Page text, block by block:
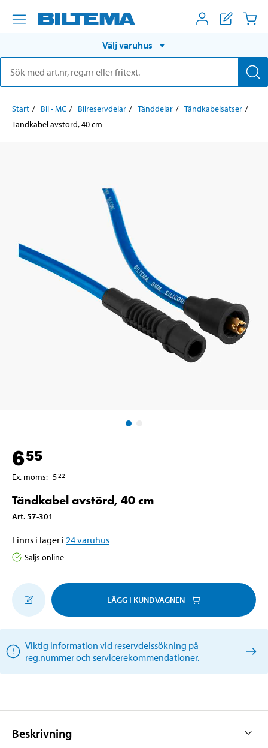
Välj varuhus
Start Bil - MC Bilreservdelar Tänddelar
Tändkabelsatser
Tändkabel avstörd, 40 cm
655
Ex. moms: 522
Tändkabel avstörd, 40 cm
Art. 57-301
Finns i lager i 24varuhus
Säljs online
LÄGG I KUNDVAGNEN
Viktig information vid reservdelssökning på
reg.nummer och servicerekommendationer.
Beskrivning